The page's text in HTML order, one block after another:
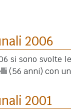
2006
si sono svolte
(56 anni) con
2001